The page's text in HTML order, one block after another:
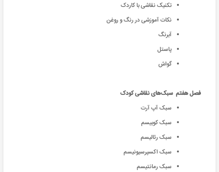
تکنیک نقاشی با کاردک
نکات آموزشی در رنگ و روغن
آبرنگ
پاستل
گواش
فصل هفتم سبک‌‌های نقاشی کودک
سبک آپ آرت
سبک کوبیسم
سبک رئالیسم
سبک اکسپرسیونیسم
سبک رمانتیسم